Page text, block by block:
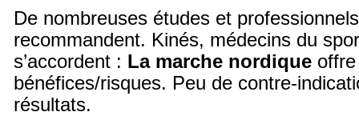
De nombreuses études et
recommandent. Kinés, médecins du
s’accordent : La marche nordique
bénéfices/risques. Peu de contre-
résultats.